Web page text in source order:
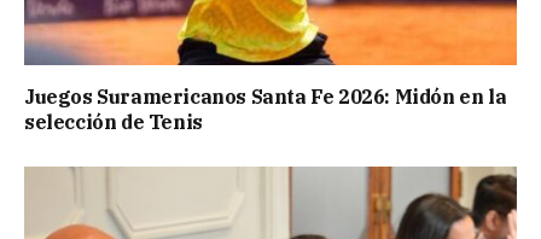
Juegos Suramericanos Santa Fe 2026: Midón en la
selección de Tenis